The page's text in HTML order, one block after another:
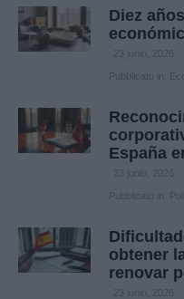
Diez
23 junio, 2026
Pubblicato in:
España
23 junio, 2026
Pubblicato in:
obtener
renovar
23 junio, 2026